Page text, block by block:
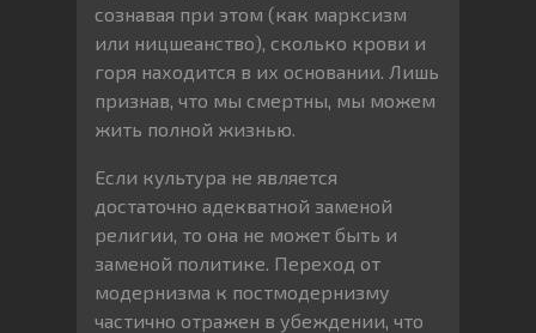
сознавая при этом (как марксизм
или ницшеанство), сколько крови и
горя находится в их основании. Лишь
признав, что мы смертны, мы можем
жить полной жизнью.
Если культура не является
достаточно адекватной заменой
религии, то она не может быть и
заменой политике. Переход от
модернизма к постмодернизму
частично отражен в убеждении, что